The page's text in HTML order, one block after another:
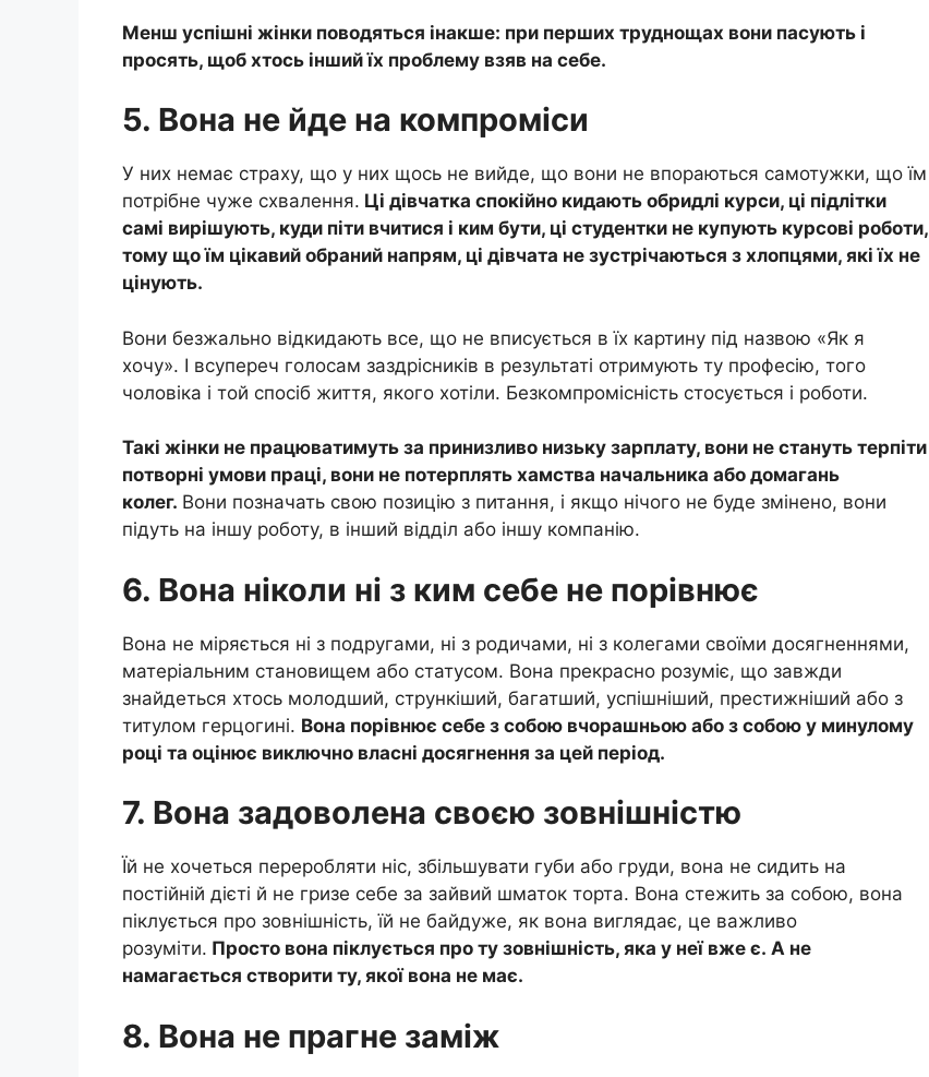
Менш успішні жінки поводяться інакше: при перших труднощах вони пасують і
просять, щоб хтось інший їх проблему взяв на себе.
5. Вона не йде на компроміси
У них немає страху, що у них щось не вийде, що вони не впораються самотужки, що їм
потрібне чуже схвалення. Ці дівчатка спокійно кидають обридлі курси, ці підлітки
самі вирішують, куди піти вчитися і ким бути, ці студентки не купують курсові роботи,
тому що їм цікавий обраний напрям, ці дівчата не зустрічаються з хлопцями, які їх не
цінують.
Вони безжально відкидають все, що не вписується в їх картину під назвою «Як я
хочу». І всупереч голосам заздрісників в результаті отримують ту професію, того
чоловіка і той спосіб життя, якого хотіли. Безкомпромісність стосується і роботи.
Такі жінки не працюватимуть за принизливо низьку зарплату, вони не стануть терпіти
потворні умови праці, вони не потерплять хамства начальника або домагань
колег. Вони позначать свою позицію з питання, і якщо нічого не буде змінено, вони
підуть на іншу роботу, в інший відділ або іншу компанію.
6. Вона ніколи ні з ким себе не порівнює
Вона не міряється ні з подругами, ні з родичами, ні з колегами своїми досягненнями,
матеріальним становищем або статусом. Вона прекрасно розуміє, що завжди
знайдеться хтось молодший, стрункіший, багатший, успішніший, престижніший або з
титулом герцогині. Вона порівнює себе з собою вчорашньою або з собою у минулому
році та оцінює виключно власні досягнення за цей період.
7. Вона задоволена своєю зовнішністю
Їй не хочеться переробляти ніс, збільшувати губи або груди, вона не сидить на
постійній дієті й не гризе себе за зайвий шматок торта. Вона стежить за собою, вона
піклується про зовнішність, їй не байдуже, як вона виглядає, це важливо
розуміти. Просто вона піклується про ту зовнішність, яка у неї вже є. А не
намагається створити ту, якої вона не має.
8. Вона не прагне заміж